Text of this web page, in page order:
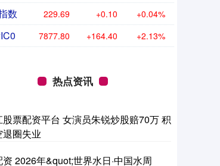
数 229.69 +0.10 +0.04%
7877.80 +164.40 +2.13%
热点资讯
票配资平台 女演员朱锐炒股赔70万 积
圈失业
2026年&quot;世界水日·中国水周